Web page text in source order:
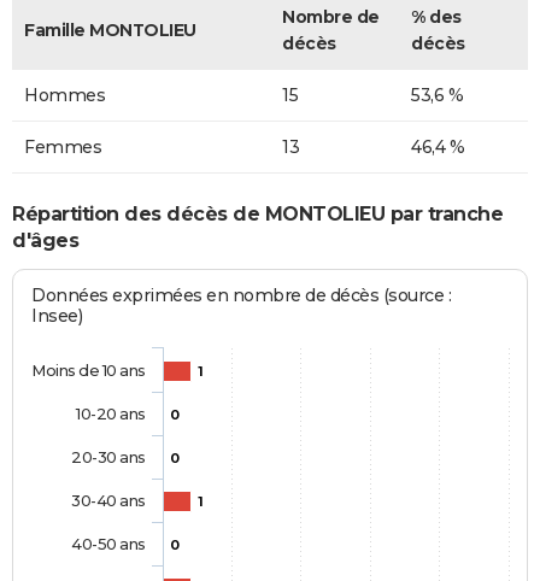
Famille MONTOLIEU
Nombre de
décès
% des
décès
Hommes 15 53,6 %
Femmes 13 46,4 %
Répartition des décès de MONTOLIEU par tranche
d'âges
Données exprimées en nombre de décès (source :
Insee)
1
0
0
1
0
Moins de 10 ans
10-20 ans
20-30 ans
30-40 ans
40-50 ans